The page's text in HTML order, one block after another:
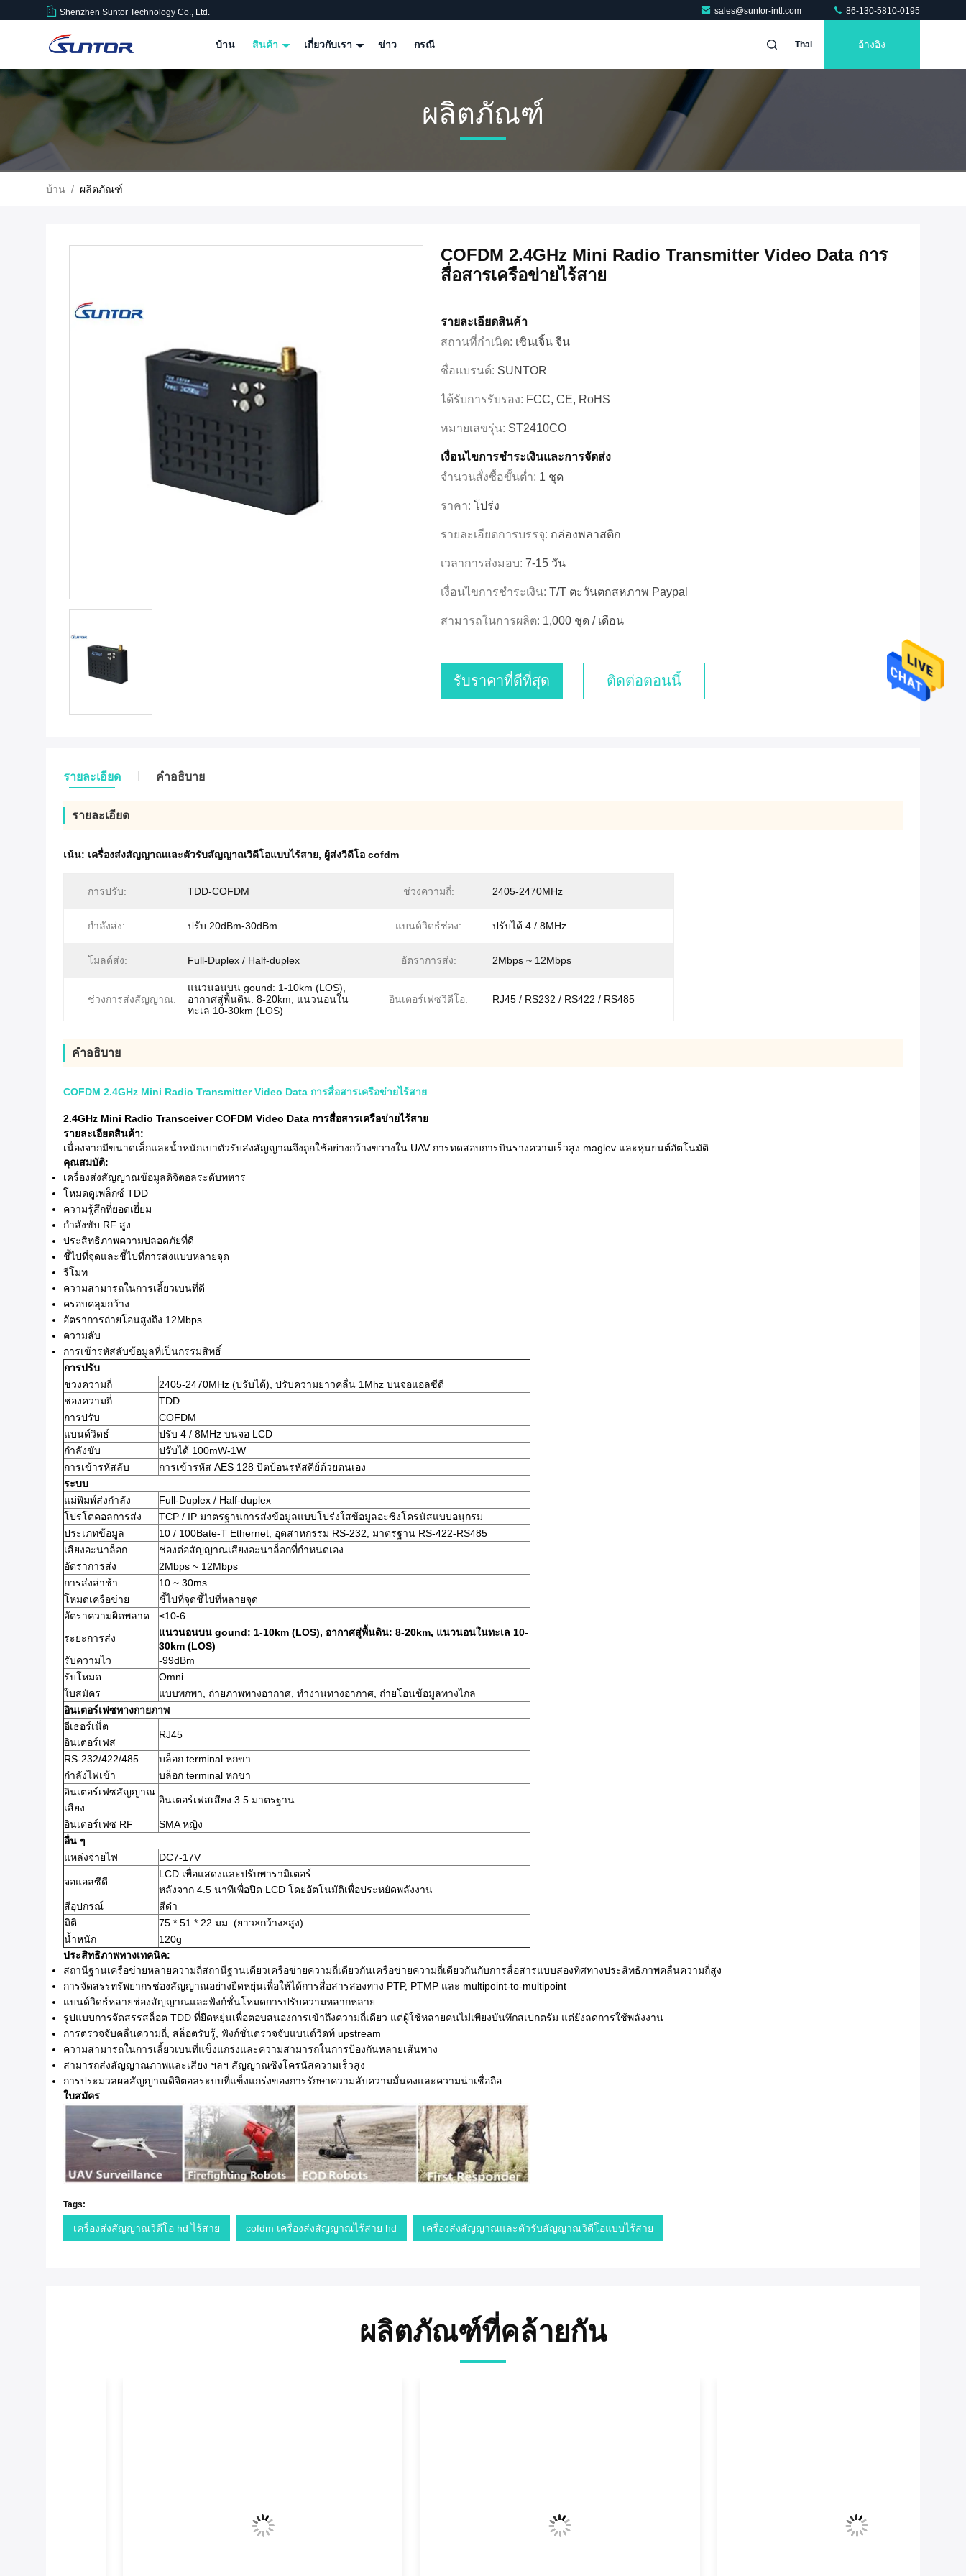
Shenzhen Suntor Technology Co., Ltd. sales@suntor-intl.com 86-130-5810-0195
บ้าน สินค้า เกี่ยวกับเรา ข่าว กรณี Thai อ้างอิง
ผลิตภัณฑ์
บ้าน / ผลิตภัณฑ์
COFDM 2.4GHz Mini Radio Transmitter Video Data การ
สื่อสารเครือข่ายไร้สาย
รายละเอียดสินค้า
สถานที่กำเนิด: เซินเจิ้น จีน
ชื่อแบรนด์: SUNTOR
ได้รับการรับรอง: FCC, CE, RoHS
หมายเลขรุ่น: ST2410CO
เงื่อนไขการชำระเงินและการจัดส่ง
จำนวนสั่งซื้อขั้นต่ำ: 1 ชุด
ราคา: โปร่ง
รายละเอียดการบรรจุ: กล่องพลาสติก
เวลาการส่งมอบ: 7-15 วัน
เงื่อนไขการชำระเงิน: T/T ตะวันตกสหภาพ Paypal
สามารถในการผลิต: 1,000 ชุด / เดือน
รับราคาที่ดีที่สุด ติดต่อตอนนี้
รายละเอียด คําอธิบาย
รายละเอียด
เน้น: เครื่องส่งสัญญาณและตัวรับสัญญาณวิดีโอแบบไร้สาย, ผู้ส่งวิดีโอ cofdm
การปรับ: TDD-COFDM ช่วงความถี่: 2405-2470MHz
กำลังส่ง: ปรับ 20dBm-30dBm แบนด์วิดธ์ช่อง: ปรับได้ 4 / 8MHz
โมลด์ส่ง: Full-Duplex / Half-duplex อัตราการส่ง: 2Mbps ~ 12Mbps
ช่วงการส่งสัญญาณ:
แนวนอนบน gound: 1-10km (LOS),
อากาศสู่พื้นดิน: 8-20km, แนวนอนใน
ทะเล 10-30km (LOS)
อินเตอร์เฟซวิดีโอ: RJ45 / RS232 / RS422 / RS485
คําอธิบาย
COFDM 2.4GHz Mini Radio Transmitter Video Data การสื่อสารเครือข่ายไร้สาย
2.4GHz Mini Radio Transceiver COFDM Video Data การสื่อสารเครือข่ายไร้สาย
รายละเอียดสินค้า:
เนื่องจากมีขนาดเล็กและน้ำหนักเบาตัวรับส่งสัญญาณจึงถูกใช้อย่างกว้างขวางใน UAV การทดสอบการบินรางความเร็วสูง maglev และหุ่นยนต์อัตโนมัติ
คุณสมบัติ:
เครื่องส่งสัญญาณข้อมูลดิจิตอลระดับทหาร
โหมดดูเพล็กซ์ TDD
ความรู้สึกที่ยอดเยี่ยม
กำลังขับ RF สูง
ประสิทธิภาพความปลอดภัยที่ดี
ชี้ไปที่จุดและชี้ไปที่การส่งแบบหลายจุด
รีโมท
ความสามารถในการเลี้ยวเบนที่ดี
ครอบคลุมกว้าง
อัตราการถ่ายโอนสูงถึง 12Mbps
ความลับ
การเข้ารหัสลับข้อมูลที่เป็นกรรมสิทธิ์
การปรับ
ช่วงความถี่
2405-2470MHz (ปรับได้), ปรับความยาวคลื่น 1Mhz บนจอแอลซีดี
ช่องความถี่
TDD
การปรับ
COFDM
แบนด์วิดธ์
ปรับ 4 / 8MHz บนจอ LCD
กำลังขับ
ปรับได้ 100mW-1W
การเข้ารหัสลับ
การเข้ารหัส AES 128 บิตป้อนรหัสคีย์ด้วยตนเอง
ระบบ
แม่พิมพ์ส่งกำลัง
Full-Duplex / Half-duplex
โปรโตคอลการส่ง
TCP / IP มาตรฐานการส่งข้อมูลแบบโปร่งใสข้อมูลอะซิงโครนัสแบบอนุกรม
ประเภทข้อมูล
10 / 100Bate-T Ethernet, อุตสาหกรรม RS-232, มาตรฐาน RS-422-RS485
เสียงอะนาล็อก
ช่องต่อสัญญาณเสียงอะนาล็อกที่กำหนดเอง
อัตราการส่ง
2Mbps ~ 12Mbps
การส่งล่าช้า
10 ~ 30ms
โหมดเครือข่าย
ชี้ไปที่จุดชี้ไปที่หลายจุด
อัตราความผิดพลาด
≤10-6
ระยะการส่ง
แนวนอนบน gound: 1-10km (LOS), อากาศสู่พื้นดิน: 8-20km, แนวนอนในทะเล 10-
30km (LOS)
รับความไว
-99dBm
รับโหมด
Omni
ใบสมัคร
แบบพกพา, ถ่ายภาพทางอากาศ, ทำงานทางอากาศ, ถ่ายโอนข้อมูลทางไกล
อินเตอร์เฟซทางกายภาพ
อีเธอร์เน็ต
อินเตอร์เฟส
RJ45
RS-232/422/485
บล็อก terminal หกขา
กำลังไฟเข้า
บล็อก terminal หกขา
อินเตอร์เฟซสัญญาณ
เสียง
อินเตอร์เฟสเสียง 3.5 มาตรฐาน
อินเตอร์เฟซ RF
SMA หญิง
อื่น ๆ
แหล่งจ่ายไฟ
DC7-17V
จอแอลซีดี
LCD เพื่อแสดงและปรับพารามิเตอร์
หลังจาก 4.5 นาทีเพื่อปิด LCD โดยอัตโนมัติเพื่อประหยัดพลังงาน
สีอุปกรณ์
สีดำ
มิติ
75 * 51 * 22 มม. (ยาว×กว้าง×สูง)
น้ำหนัก
120g
ประสิทธิภาพทางเทคนิค:
สถานีฐานเครือข่ายหลายความถี่สถานีฐานเดียวเครือข่ายความถี่เดียวกันเครือข่ายความถี่เดียวกันกับการสื่อสารแบบสองทิศทางประสิทธิภาพคลื่นความถี่สูง
การจัดสรรทรัพยากรช่องสัญญาณอย่างยืดหยุ่นเพื่อให้ได้การสื่อสารสองทาง PTP, PTMP และ multipoint-to-multipoint
แบนด์วิดธ์หลายช่องสัญญาณและฟังก์ชั่นโหมดการปรับความหลากหลาย
รูปแบบการจัดสรรสล็อต TDD ที่ยืดหยุ่นเพื่อตอบสนองการเข้าถึงความถี่เดียว แต่ผู้ใช้หลายคนไม่เพียงบันทึกสเปกตรัม แต่ยังลดการใช้พลังงาน
การตรวจจับคลื่นความถี่, สล็อตรับรู้, ฟังก์ชั่นตรวจจับแบนด์วิดท์ upstream
ความสามารถในการเลี้ยวเบนที่แข็งแกร่งและความสามารถในการป้องกันหลายเส้นทาง
สามารถส่งสัญญาณภาพและเสียง ฯลฯ สัญญาณซิงโครนัสความเร็วสูง
การประมวลผลสัญญาณดิจิตอลระบบที่แข็งแกร่งของการรักษาความลับความมั่นคงและความน่าเชื่อถือ
ใบสมัคร
Tags:
เครื่องส่งสัญญาณวิดีโอ hd ไร้สาย cofdm เครื่องส่งสัญญาณไร้สาย hd เครื่องส่งสัญญาณและตัวรับสัญญาณวิดีโอแบบไร้สาย
ผลิตภัณฑ์ที่คล้ายกัน